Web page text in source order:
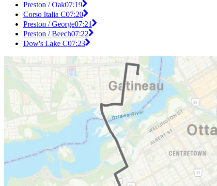
Preston / Oak07:19
Corso Italia C07:20
Preston / George07:21
Preston / Beech07:22
Dow's Lake C07:23